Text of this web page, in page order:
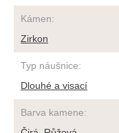
Kámen:
Zirkon
Typ náušnice:
Dlouhé a visací
Barva kamene: